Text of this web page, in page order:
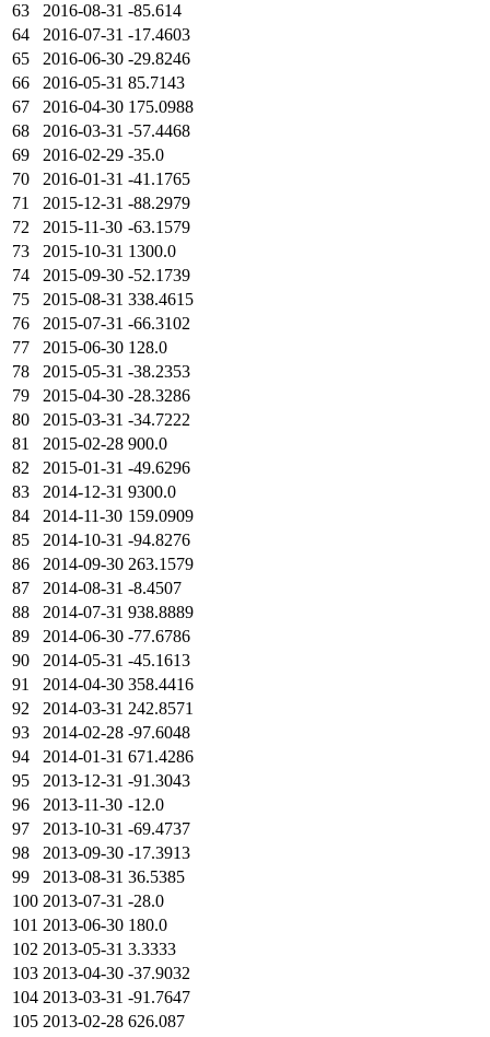
63
2016-08-31 -85.614
64
2016-07-31 -17.4603
65
2016-06-30 -29.8246
66
2016-05-31 85.7143
67
2016-04-30 175.0988
68
2016-03-31 -57.4468
69
2016-02-29 -35.0
70
2016-01-31 -41.1765
71
2015-12-31 -88.2979
72
2015-11-30 -63.1579
73
2015-10-31 1300.0
74
2015-09-30 -52.1739
75
2015-08-31 338.4615
76
2015-07-31 -66.3102
77
2015-06-30 128.0
78
2015-05-31 -38.2353
79
2015-04-30 -28.3286
80
2015-03-31 -34.7222
81
2015-02-28 900.0
82
2015-01-31 -49.6296
83
2014-12-31 9300.0
84
2014-11-30 159.0909
85
2014-10-31 -94.8276
86
2014-09-30 263.1579
87
2014-08-31 -8.4507
88
2014-07-31 938.8889
89
2014-06-30 -77.6786
90
2014-05-31 -45.1613
91
2014-04-30 358.4416
92
2014-03-31 242.8571
93
2014-02-28 -97.6048
94
2014-01-31 671.4286
95
2013-12-31 -91.3043
96
2013-11-30 -12.0
97
2013-10-31 -69.4737
98
2013-09-30 -17.3913
99
2013-08-31 36.5385
100 2013-07-31 -28.0
101 2013-06-30 180.0
102 2013-05-31 3.3333
103 2013-04-30 -37.9032
104 2013-03-31 -91.7647
105 2013-02-28 626.087